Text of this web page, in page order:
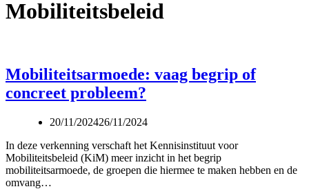
Mobiliteitsbeleid
Mobiliteitsarmoede: vaag begrip of
concreet probleem?
20/11/202426/11/2024
In deze verkenning verschaft het Kennisinstituut voor
Mobiliteitsbeleid (KiM) meer inzicht in het begrip
mobiliteitsarmoede, de groepen die hiermee te maken hebben en de
omvang…